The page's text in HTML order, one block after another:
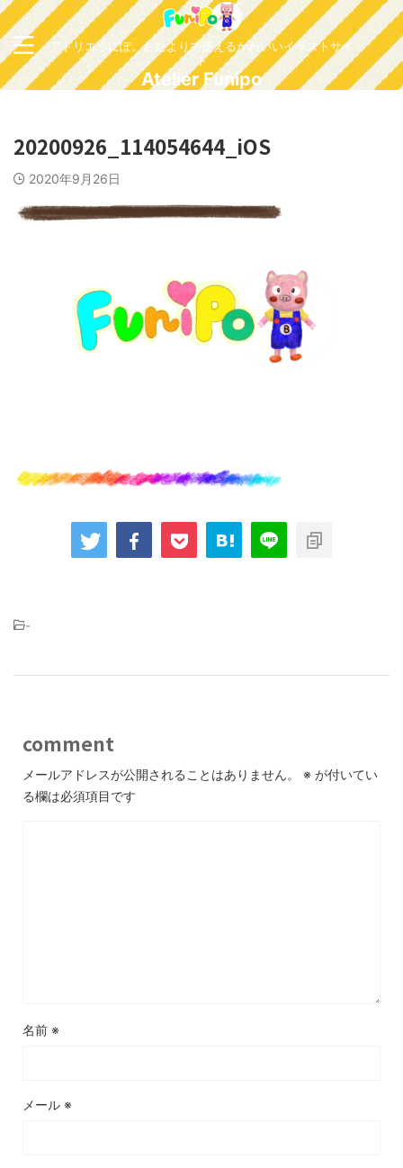
アトリエふにぽ。おたよりで使えるかわいいイラストサイ
ト
Atelier Funipo
20200926_114054644_iOS
2020年9月26日
-
comment
メールアドレスが公開されることはありません。 ※ が付いてい
る欄は必須項目です
名前 ※
メール ※